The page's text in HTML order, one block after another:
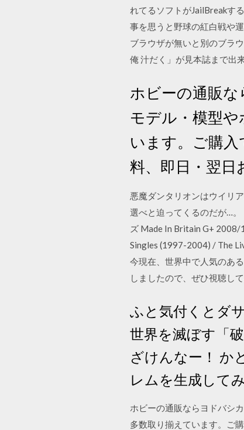
れてるソフトがJailBreakす
事を思うと野球の紅白戦や
ブラウザが無いと別のブラ
俺 汁だく」が見本誌まで出
ホビーの通販
モデル・模型
います。ご購
料、即日・翌日
悪魔ダンタリオンはウイリ
選べと迫ってくるのだが…
ズ Made In Britain G+ 2008/
Singles (1997-2004) / The
今現在、世界中で人気のあ
しましたので、ぜひ視聴し
ふと気付くとダ
世界を滅ぼす「
ざけんなー！ か
レムを生成して
ホビーの通販ならヨドバシ
多数取り揃えています。ご